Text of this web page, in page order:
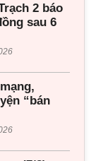
2 báo
sau 6
“bán